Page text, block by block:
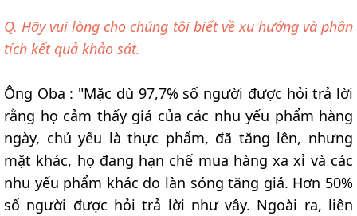
Q. Hãy vui lòng cho chúng tôi biết về xu hướng và phân
tích kết quả khảo sát.
Ông Oba : "Mặc dù 97,7% số người được hỏi trả lời
rằng họ cảm thấy giá của các nhu yếu phẩm hàng
ngày, chủ yếu là thực phẩm, đã tăng lên, nhưng
mặt khác, họ đang hạn chế mua hàng xa xỉ và các
nhu yếu phẩm khác do làn sóng tăng giá. Hơn 50%
số người được hỏi trả lời như vây. Ngoài ra, liên